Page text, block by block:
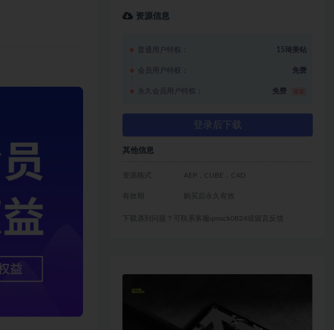
资源信息
普通用户特权： 15琦美钻
会员用户特权： 免费
永久会员用户特权： 免费
登录后下载
其他信息
资源格式 AEP，CUBE，C4D
有效期 购买后永久有效
下载遇到问题？可联系客服qmsck0824或留言反馈